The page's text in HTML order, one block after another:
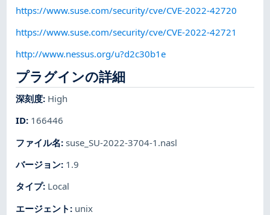
https://www.suse.com/security/cve/CVE-2022-42720
https://www.suse.com/security/cve/CVE-2022-42721
http://www.nessus.org/u?d2c30b1e
プラグインの詳細
深刻度: High
ID: 166446
ファイル名:suse_SU-2022-3704-1.nasl
バージョン: 1.9
タイプ: Local
エージェント : unix